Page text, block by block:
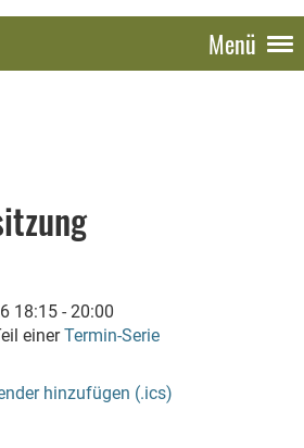
Menü
18:15 - 20:00
einerTermin-Serie
hinzufügen (.ics)